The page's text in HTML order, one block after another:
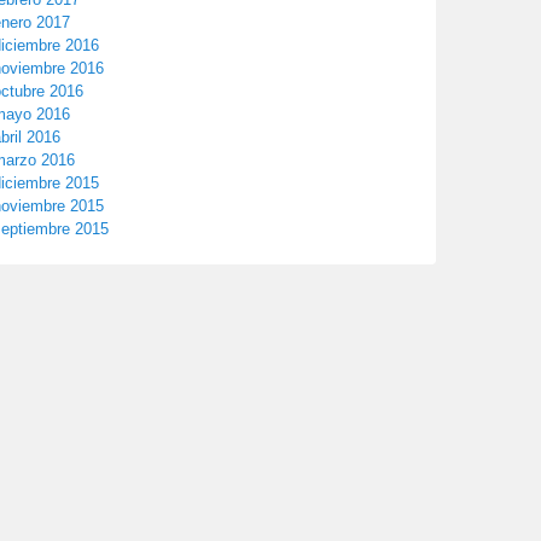
2017
2016
2016
2016
2016
2016
2016
2015
2015
2015